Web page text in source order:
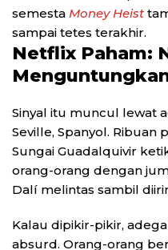
semesta Money Heist
sampai tetes terakhir.
Netflix Paham:
Sinyal itu muncul lewat
Seville, Spanyol.
Sungai Guadalquivir
orang-orang dengan
Dalí melintas sambil
Kalau dipikir-pikir,
absurd. Orang-orang